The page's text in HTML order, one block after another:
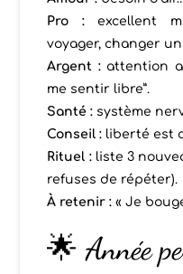
Pro :excellent
voyager, changer
Argent :attention
me sentir libre”.
Santé : système
Conseil : liberté est
Rituel :liste 3
refuses de répéter).
À retenir : « Je
🌟 Année